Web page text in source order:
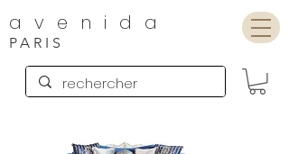
avenida
PARIS